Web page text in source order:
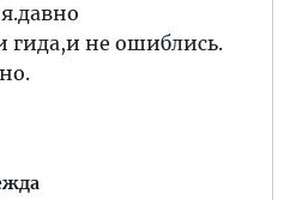
гида,и не ошиблись.